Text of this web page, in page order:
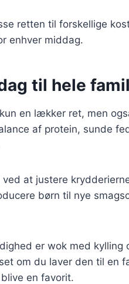
retten til forskellige
enhver middag.
til hele
en lækker ret, men
af protein, sunde
at justere
børn til nye
er wok med kylling
om du laver den til en
en favorit.